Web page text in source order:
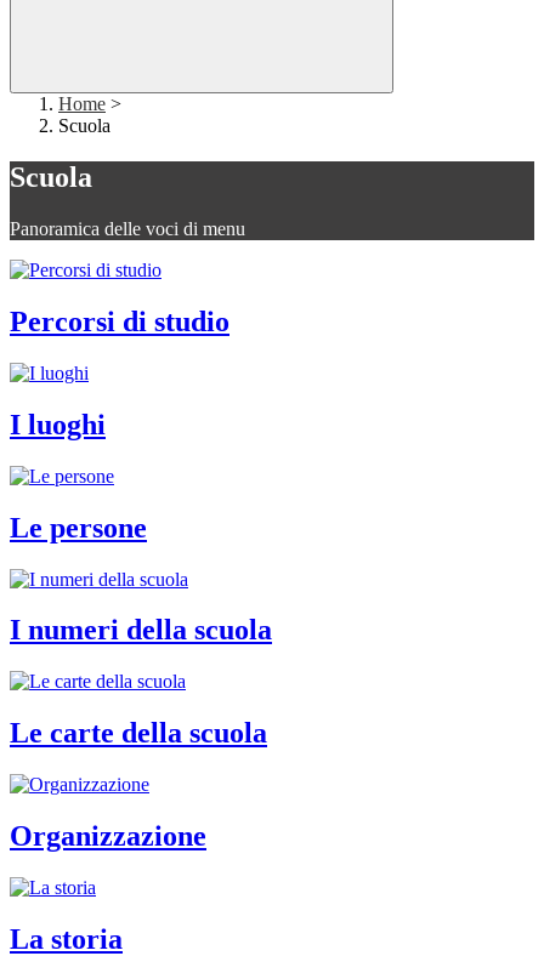
Home >
Scuola
Scuola
Panoramica delle voci di menu
Percorsi di studio
I luoghi
Le persone
I numeri della scuola
Le carte della scuola
Organizzazione
La storia